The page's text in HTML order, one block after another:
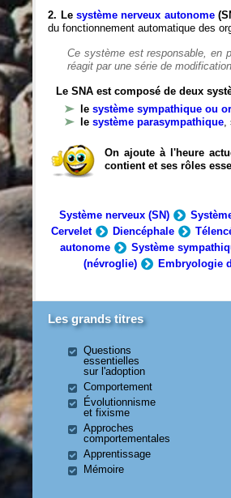
2. Le système nerveux autonome
du fonctionnement automatique des
Ce système est responsable, en
réagit par une série de
Le SNA est composé de deux
lesystème sympathique ou
lesystème parasympathique,
On ajoute à l'heure
contient et ses rôles
Système nerveux (SN)
Cervelet
Diencéphale
autonome
Système
(névroglie)
Embryologie
Les grands titres
Questions
essentielles
sur l'adoption
Comportement
Évolutionnisme
et fixisme
Approches
comportementales
Apprentissage
Mémoire